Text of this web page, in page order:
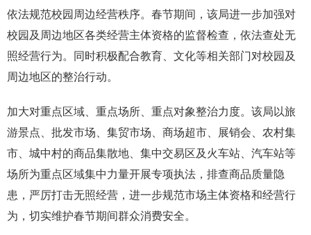
依法规范校园周边经营秩序。春节期间，该局进一步加强对
校园及周边地区各类经营主体资格的监督检查，依法查处无
照经营行为。同时积极配合教育、文化等相关部门对校园及
周边地区的整治行动。
加大对重点区域、重点场所、重点对象整治力度。该局以旅
游景点、批发市场、集贸市场、商场超市、展销会、农村集
市、城中村的商品集散地、集中交易区及火车站、汽车站等
场所为重点区域集中力量开展专项执法，排查商品质量隐
患，严厉打击无照经营，进一步规范市场主体资格和经营行
为，切实维护春节期间群众消费安全。